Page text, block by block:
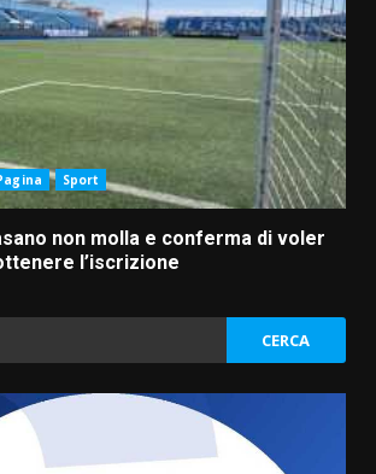
Sport
non molla e conferma di voler
l’iscrizione